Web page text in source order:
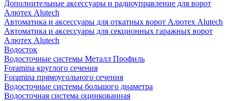
Дополнительные аксессуары и радиоуправление для ворот
Алютех Alutech
Автоматика и аксессуары для откатных ворот Алютех Alutech
Автоматика и аксессуары для секционных гаражных ворот
Алютех Alutech
Водосток
Водосточные системы Металл Профиль
Foramina круглого сечения
Foramina прямоугольного сечения
Водосточные системы большого диаметра
Водосточная система оцинкованная